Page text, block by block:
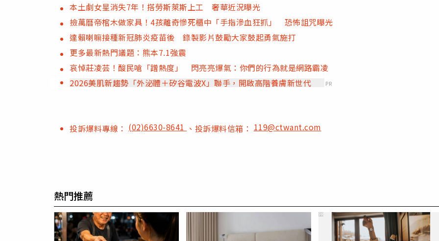
本土劇女星消失7年！搭勞斯萊斯上工 奢華近況曝光
撿萬曆帝棺木做家具！4孩離奇慘死櫃中「手指滲血狂抓」 恐怖詛咒曝光
達賴喇嘛接種新冠肺炎疫苗後 錄製影片鼓勵大家鼓起勇氣施打
更多最新熱門議題：熊本7.1強震
哀悼莊凌芸！酸民嗆「蹭熱度」 閃亮亮爆氣：你們的行為就是網路霸凌
2026美肌新趨勢「外泌體＋矽谷電波X」聯手，開啟高階養膚新世代
PR
投訴爆料專線： (02)6630-8641 、投訴爆料信箱：119@ctwant.com
熱門推薦
PR